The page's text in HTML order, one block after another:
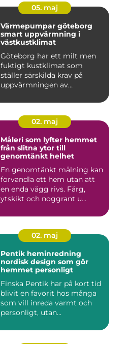
05. maj
Värmepumpar göteborg
smart uppvärmning i
västkustklimat
Göteborg har ett milt men
fuktigt kustklimat som
ställer särskilda krav på
uppvärmningen av
02. maj
Måleri som lyfter hemmet
från slitna ytor till
genomtänkt helhet
En genomtänkt målning kan
förvandla ett hem utan att
en enda vägg rivs. Färg,
ytskikt och noggrant u...
02. maj
Pentik heminredning
nordisk design som gör
hemmet personligt
Finska Pentik har på kort tid
blivit en favorit hos många
som vill inreda varmt och
personligt, utan...